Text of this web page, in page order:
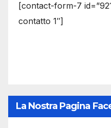
[contact-form-7
contatto 1″]
La Nostra Pagina